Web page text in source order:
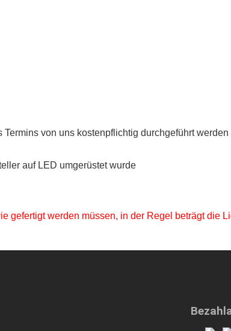
von uns kostenpflichtig durchgeführt werden
auf LED umgerüstet wurde
werden müssen, in der Regel beträgt die